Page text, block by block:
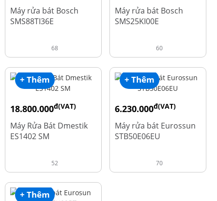
50.740.000
Máy rửa bát Bosch
SMS88TI36E
68
24.270.000
Máy rửa bát Bosch
SMS25KI00E
60
+ Thêm
18.800.000đ(VAT)
23.500.000
Máy Rửa Bát Dmestik
ES1402 SM
52
+ Thêm
6.230.000đ(VAT)
7.790.000
Máy rửa bát Eurossun
STB50E06EU
70
+ Thêm